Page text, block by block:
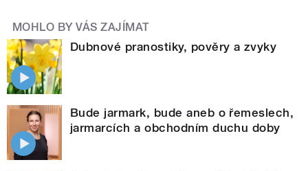
MOHLO BY VÁS ZAJÍMAT
Dubnové pranostiky, pověry a zvyky
Bude jarmark, bude aneb o řemeslech,
jarmarcích a obchodním duchu doby